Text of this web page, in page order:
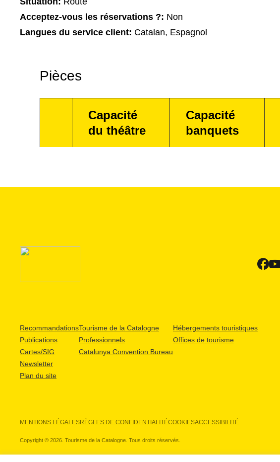
Acceptez-vous les réservations ?: Non
Langues du service client: Catalan, Espagnol
Pièces
Capacité
du théâtre
Capacité
banquets
Recommandations
Publications
Cartes/SIG
Newsletter
Plan du site
Tourisme de la Catalogne
Professionnels
Catalunya Convention Bureau
Hébergements touristiques
Offices de tourisme
MENTIONS LÉGALESRÈGLES DE CONFIDENTIALITÉCOOKIESACCESSIBILITÉ
Copyright © 2026. Tourisme de la Catalogne. Tous droits réservés.